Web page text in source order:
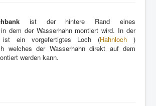
ist der hintere Rand eines
dem der Wasserhahn montiert wird. In der
ist ein vorgefertigtes Loch (Hahnloch )
welches der Wasserhahn direkt auf dem
werden kann.